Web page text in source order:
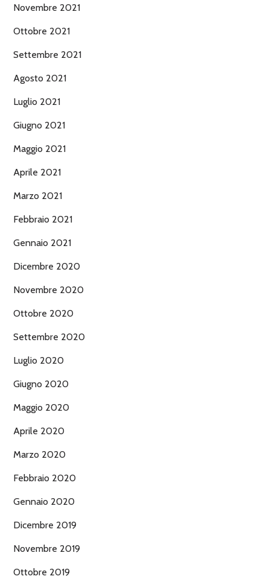
Novembre 2021
Ottobre 2021
Settembre 2021
Agosto 2021
Luglio 2021
Giugno 2021
Maggio 2021
Aprile 2021
Marzo 2021
Febbraio 2021
Gennaio 2021
Dicembre 2020
Novembre 2020
Ottobre 2020
Settembre 2020
Luglio 2020
Giugno 2020
Maggio 2020
Aprile 2020
Marzo 2020
Febbraio 2020
Gennaio 2020
Dicembre 2019
Novembre 2019
Ottobre 2019